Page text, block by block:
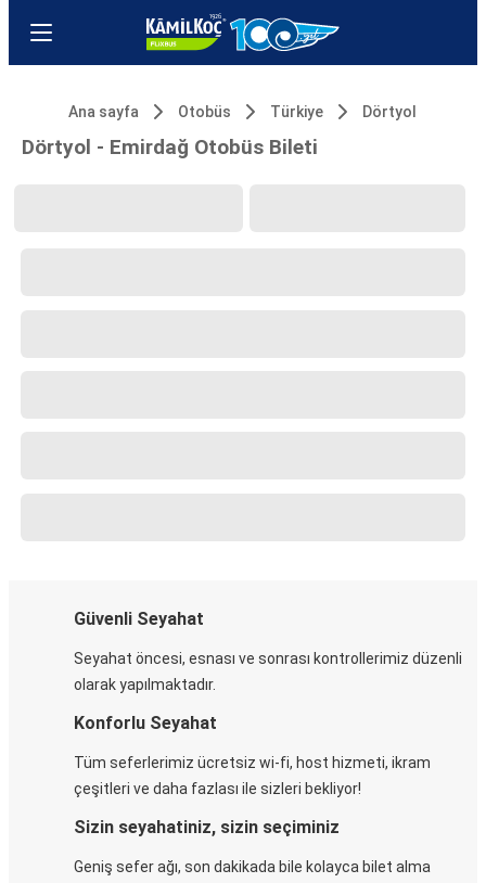
Ana sayfa Otobüs Türkiye Dörtyol
Dörtyol - Emirdağ Otobüs Bileti
Güvenli Seyahat
Seyahat öncesi, esnası ve sonrası kontrollerimiz düzenli
olarak yapılmaktadır.
Konforlu Seyahat
Tüm seferlerimiz ücretsiz wi-fi, host hizmeti, ikram
çeşitleri ve daha fazlası ile sizleri bekliyor!
Sizin seyahatiniz, sizin seçiminiz
Geniş sefer ağı, son dakikada bile kolayca bilet alma